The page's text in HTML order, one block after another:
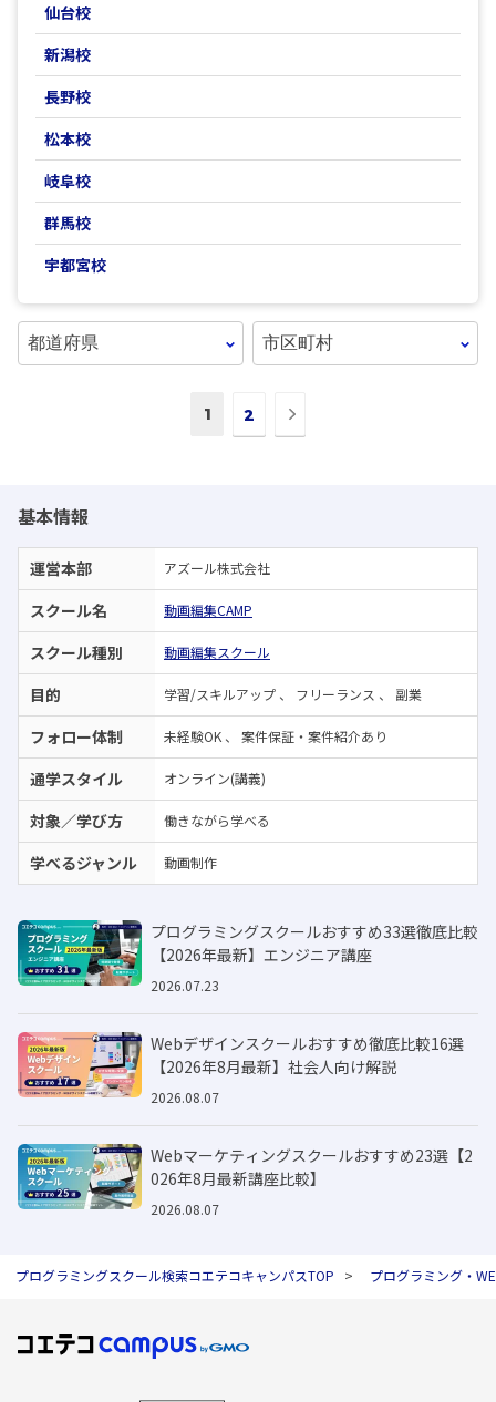
仙台校
新潟校
長野校
松本校
岐阜校
群馬校
宇都宮校
都道府県を選択 市区町村を選択
1 2
次
基本情報
運営本部 アズール株式会社
スクール名 動画編集CAMP
スクール種別 動画編集スクール
目的 学習/スキルアップ 、 フリーランス 、 副業
フォロー体制 未経験OK 、 案件保証・案件紹介あり
通学スタイル オンライン(講義)
対象／学び方 働きながら学べる
学べるジャンル 動画制作
プログラミングスクールおすすめ33選徹底比較
【2026年最新】エンジニア講座
2026.07.23
Webデザインスクールおすすめ徹底比較16選
【2026年8月最新】社会人向け解説
2026.08.07
Webマーケティングスクールおすすめ23選【2
026年8月最新講座比較】
2026.08.07
プログラミングスクール検索コエテコキャンパスTOP プログラミング・